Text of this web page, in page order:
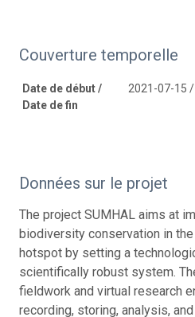
Couverture temporelle
Date de début /
Date de fin
2021-07-15
Données sur le projet
The project SUMHAL aims at
biodiversity conservation in
hotspot by setting a
scientifically robust system.
fieldwork and virtual research
recording, storing, analysis,